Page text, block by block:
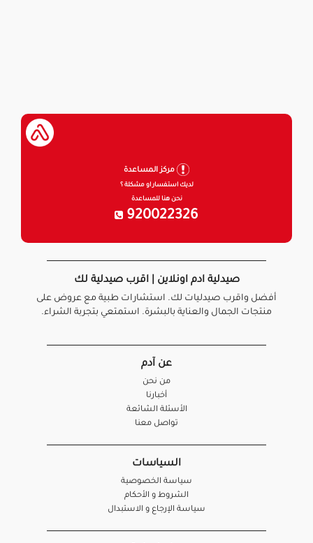
مركز المساعدة
لديك استفسار او مشكلة ؟
نحن هنا للمساعدة
920022326
صيدلية ادم اونلاين | اقرب صيدلية لك
أفضل واقرب صيدليات لك. استشارات طبية مع عروض على
منتجات الجمال والعناية بالبشرة. استمتعي بتجربة الشراء.
عن آدم
من نحن
أخبارنا
الأسئلة الشائعة
تواصل معنا
السياسات
سياسة الخصوصية
الشروط و الأحكام
سياسة الإرجاع و الاستبدال